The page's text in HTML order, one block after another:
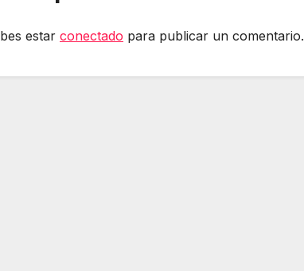
estar conectado para publicar un comentario.